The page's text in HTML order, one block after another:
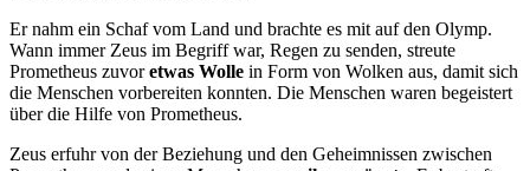
Er nahm ein Schaf vom Land und brachte es mit auf den Olymp.
Wann immer Zeus im Begriff war, Regen zu senden, streute
Prometheus zuvoretwas Wolle in Form von Wolken aus, damit sich
die Menschen vorbereiten konnten. Die Menschen waren begeistert
über die Hilfe von Prometheus.
Zeus erfuhr von der Beziehung und den Geheimnissen zwischen